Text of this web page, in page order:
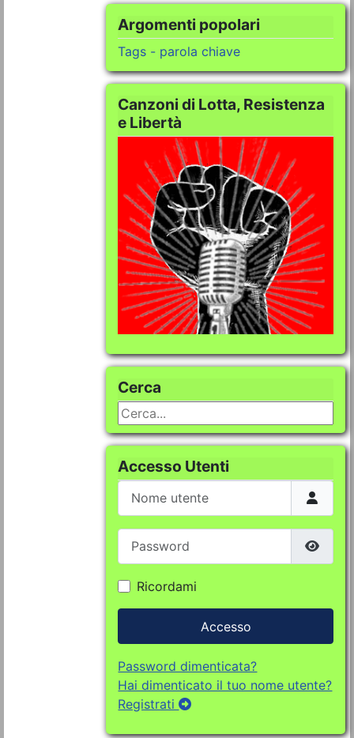
Argomenti popolari
Tags - parola chiave
Canzoni di Lotta, Resistenza
e Libertà
Cerca
Cerca...
Accesso Utenti
Ricordami
Accesso
Password dimenticata?
Hai dimenticato il tuo nome utente?
Registrati